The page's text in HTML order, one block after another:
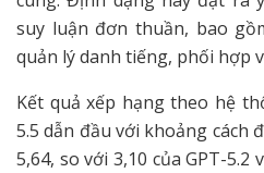
suy luận đơn thuần, bao
quản lý danh tiếng, phối hợp
Kết quả xếp hạng theo hệ
5.5 dẫn đầu với khoảng cách
5,64, so với 3,10 của GPT-5.2